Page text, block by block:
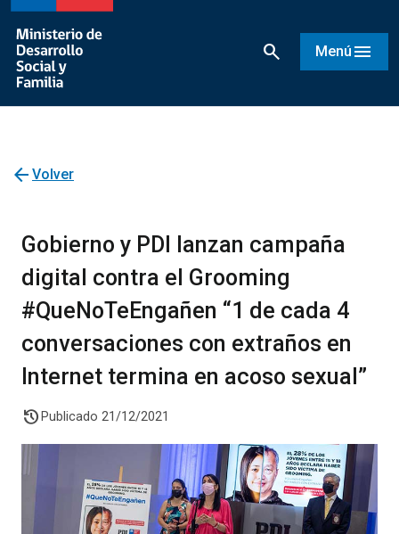
search Menú menu
arrow_back Volver
Gobierno y PDI lanzan campaña
digital contra el Grooming
#QueNoTeEngañen “1 de cada 4
conversaciones con extraños en
Internet termina en acoso sexual”
history Publicado 21/12/2021